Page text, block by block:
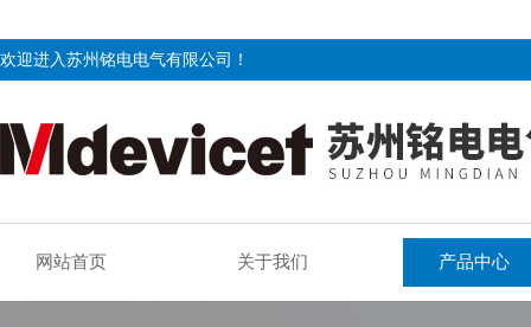
欢迎进入苏州铭电电气有限公司！
网站首页 关于我们 产品中心